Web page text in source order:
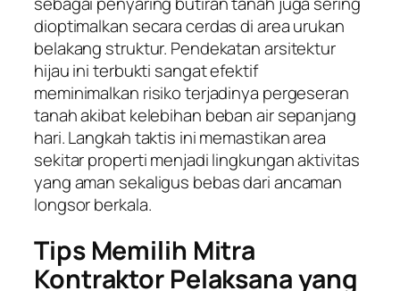
dioptimalkan secara cerdas di area urukan
belakang struktur. Pendekatan arsitektur
hijau ini terbukti sangat efektif
meminimalkan risiko terjadinya pergeseran
tanah akibat kelebihan beban air sepanjang
hari. Langkah taktis ini memastikan area
sekitar properti menjadi lingkungan aktivitas
yang aman sekaligus bebas dari ancaman
longsor berkala.
Tips Memilih Mitra
Kontraktor Pelaksana yang